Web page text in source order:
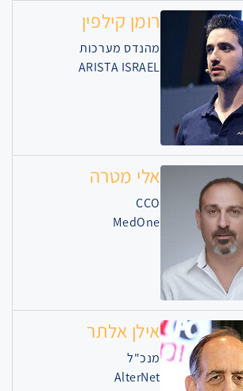
רומן קילפין
מהנדס מערכות
ARISTA ISRAEL
אלי מטרה
CCO
MedOne
אילן אלתר
מנכ"ל
AlterNet